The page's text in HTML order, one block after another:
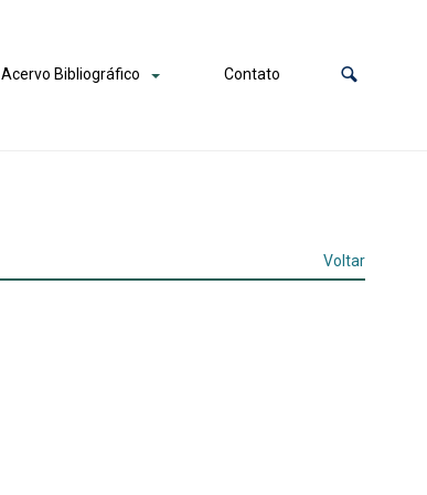
Acervo Bibliográfico Contato
Voltar